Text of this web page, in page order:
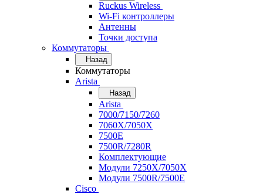
Ruckus Wireless
Wi-Fi контроллеры
Антенны
Точки доступа
Коммутаторы
Назад
Коммутаторы
Arista
Назад
Arista
7000/7150/7260
7060X/7050X
7500E
7500R/7280R
Комплектующие
Модули 7250X/7050X
Модули 7500R/7500E
Cisco